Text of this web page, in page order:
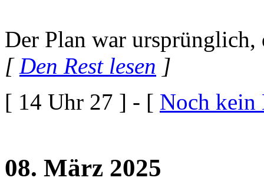
Der Plan war ursprünglich,
[Den Rest lesen ]
[ 14 Uhr 27 ] - [ Noch kein
08. März 2025